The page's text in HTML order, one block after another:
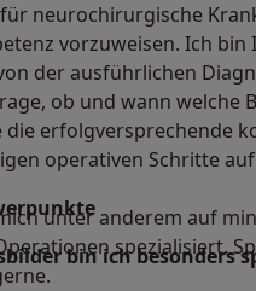
neurochirurgische
vorzuweisen. Ich
der ausführlichen
ob und wann welche
erfolgversprechende
operativen Schritte
unter anderem auf
spezialisiert.
bin ich besonders